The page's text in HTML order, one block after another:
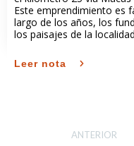
Este emprendimiento es
largo de los años, los
los paisajes de la
Leer nota
ANTERIOR